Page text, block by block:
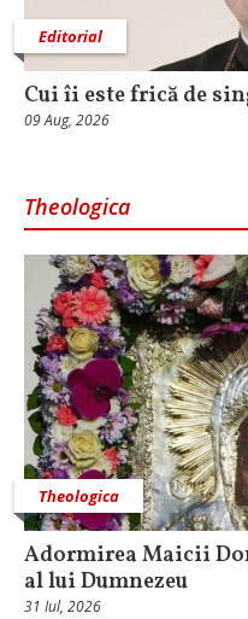
Editorial
Cui îi este frică de
09 Aug, 2026
Theologica
Theologica
Adormirea Maicii
al lui Dumnezeu
31 Iul, 2026